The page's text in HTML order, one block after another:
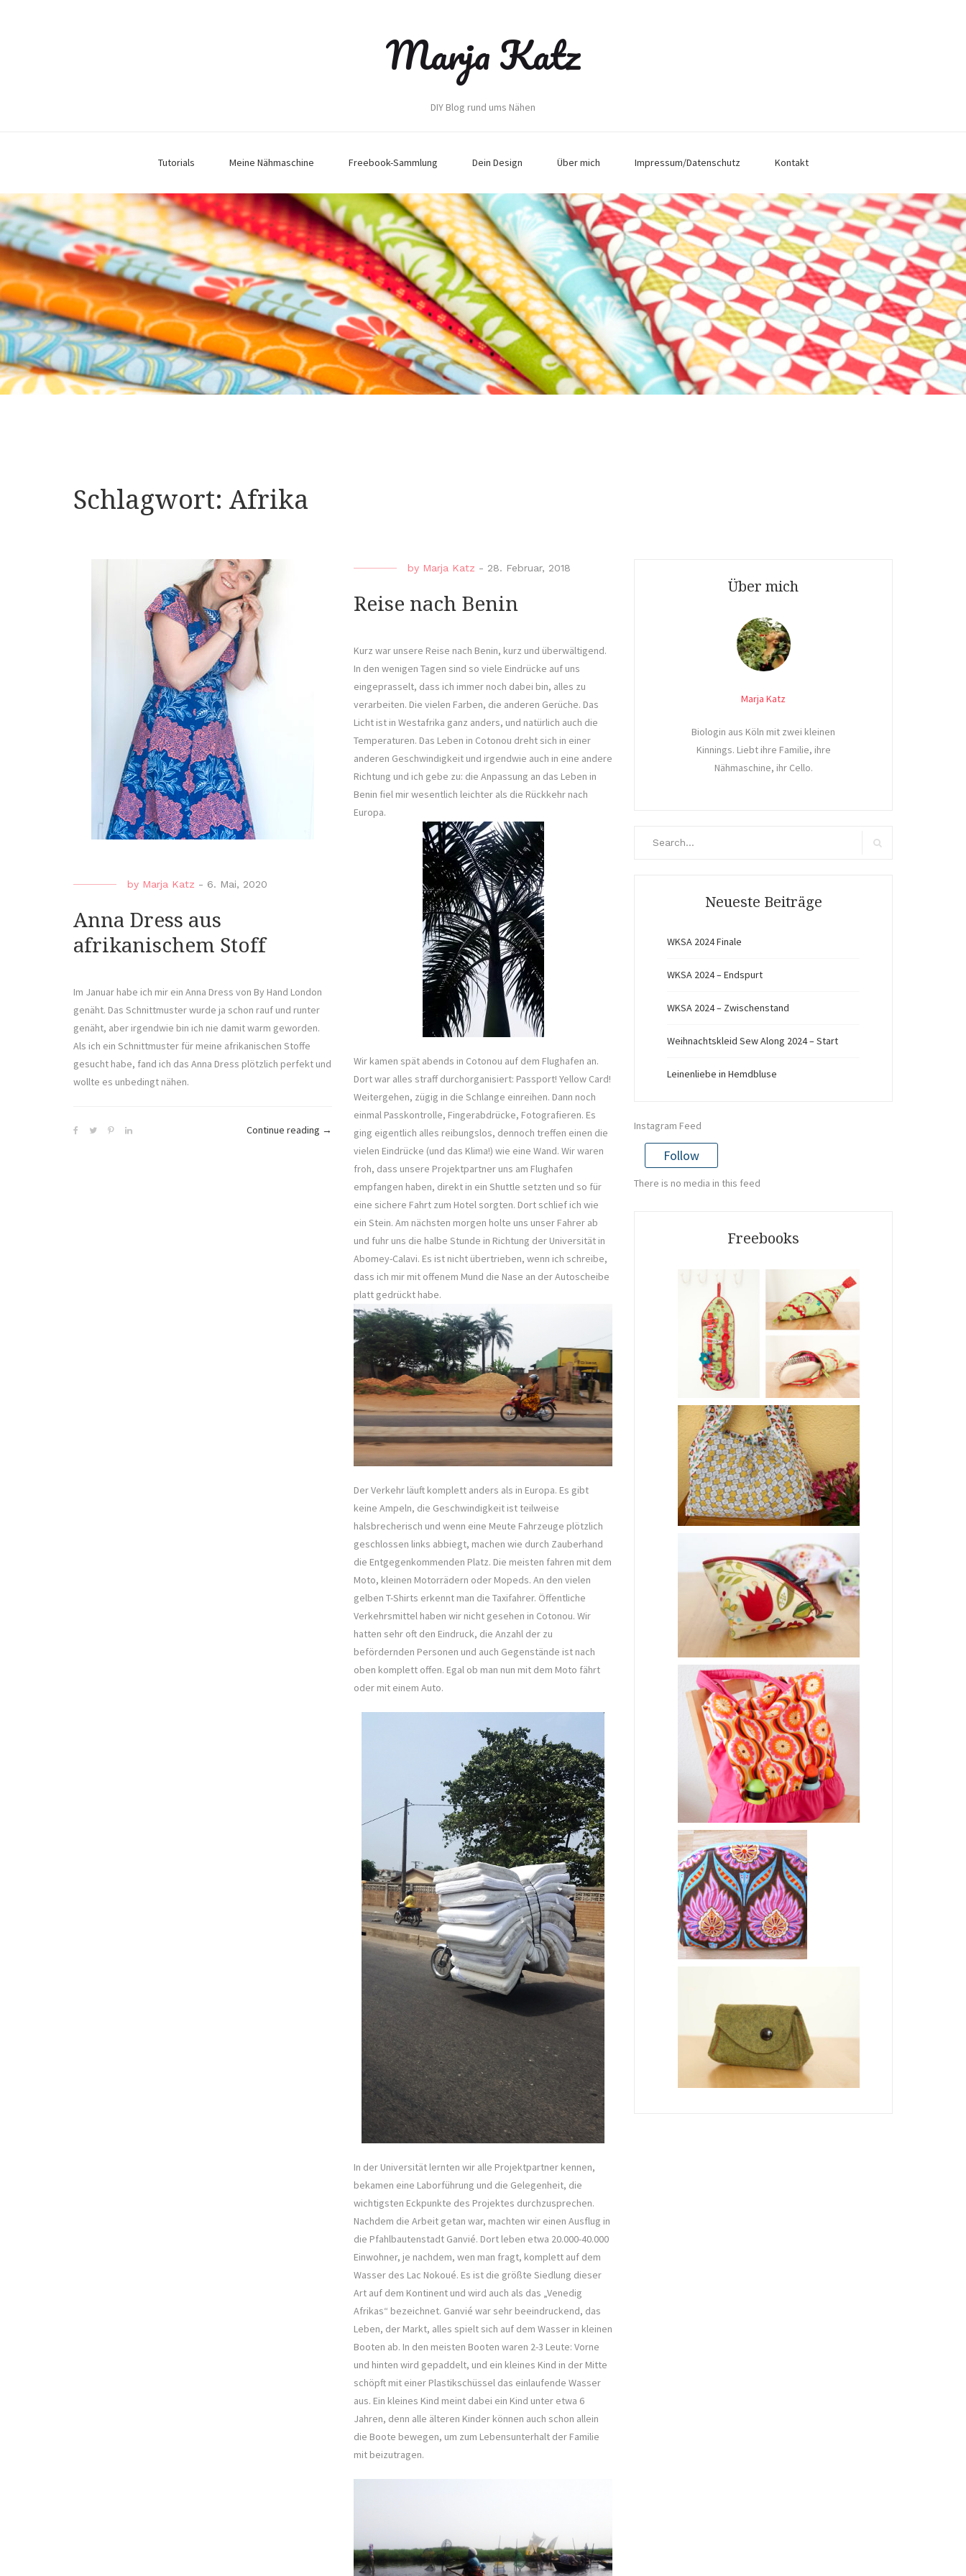
Marja Katz
DIY Blog rund ums Nähen
Tutorials Meine Nähmaschine Freebook-Sammlung Dein Design Über mich Impressum/Datenschutz Kontakt
Schlagwort: Afrika
by Marja Katz - 6. Mai, 2020
Anna Dress aus
afrikanischem Stoff
Im Januar habe ich mir ein Anna Dress von By Hand London
genäht. Das Schnittmuster wurde ja schon rauf und runter
genäht, aber irgendwie bin ich nie damit warm geworden.
Als ich ein Schnittmuster für meine afrikanischen Stoffe
gesucht habe, fand ich das Anna Dress plötzlich perfekt und
wollte es unbedingt nähen.
Continue reading „Anna
afrikanischem
→
by Marja Katz - 28. Februar, 2018
Reise nach Benin
Kurz war unsere Reise nach Benin, kurz und überwältigend.
In den wenigen Tagen sind so viele Eindrücke auf uns
eingeprasselt, dass ich immer noch dabei bin, alles zu
verarbeiten. Die vielen Farben, die anderen Gerüche. Das
Licht ist in Westafrika ganz anders, und natürlich auch die
Temperaturen. Das Leben in Cotonou dreht sich in einer
anderen Geschwindigkeit und irgendwie auch in eine andere
Richtung und ich gebe zu: die Anpassung an das Leben in
Benin fiel mir wesentlich leichter als die Rückkehr nach
Europa.
Wir kamen spät abends in Cotonou auf dem Flughafen an.
Dort war alles straff durchorganisiert: Passport! Yellow Card!
Weitergehen, zügig in die Schlange einreihen. Dann noch
einmal Passkontrolle, Fingerabdrücke, Fotografieren. Es
ging eigentlich alles reibungslos, dennoch treffen einen die
vielen Eindrücke (und das Klima!) wie eine Wand. Wir waren
froh, dass unsere Projektpartner uns am Flughafen
empfangen haben, direkt in ein Shuttle setzten und so für
eine sichere Fahrt zum Hotel sorgten. Dort schlief ich wie
ein Stein. Am nächsten morgen holte uns unser Fahrer ab
und fuhr uns die halbe Stunde in Richtung der Universität in
Abomey-Calavi. Es ist nicht übertrieben, wenn ich schreibe,
dass ich mir mit offenem Mund die Nase an der Autoscheibe
platt gedrückt habe.
Der Verkehr läuft komplett anders als in Europa. Es gibt
keine Ampeln, die Geschwindigkeit ist teilweise
halsbrecherisch und wenn eine Meute Fahrzeuge plötzlich
geschlossen links abbiegt, machen wie durch Zauberhand
die Entgegenkommenden Platz. Die meisten fahren mit dem
Moto, kleinen Motorrädern oder Mopeds. An den vielen
gelben T-Shirts erkennt man die Taxifahrer. Öffentliche
Verkehrsmittel haben wir nicht gesehen in Cotonou. Wir
hatten sehr oft den Eindruck, die Anzahl der zu
befördernden Personen und auch Gegenstände ist nach
oben komplett offen. Egal ob man nun mit dem Moto fährt
oder mit einem Auto.
In der Universität lernten wir alle Projektpartner kennen,
bekamen eine Laborführung und die Gelegenheit, die
wichtigsten Eckpunkte des Projektes durchzusprechen.
Nachdem die Arbeit getan war, machten wir einen Ausflug in
die Pfahlbautenstadt Ganvié. Dort leben etwa 20.000-40.000
Einwohner, je nachdem, wen man fragt, komplett auf dem
Wasser des Lac Nokoué. Es ist die größte Siedlung dieser
Art auf dem Kontinent und wird auch als das „Venedig
Afrikas“ bezeichnet. Ganvié war sehr beeindruckend, das
Leben, der Markt, alles spielt sich auf dem Wasser in kleinen
Booten ab. In den meisten Booten waren 2-3 Leute: Vorne
und hinten wird gepaddelt, und ein kleines Kind in der Mitte
schöpft mit einer Plastikschüssel das einlaufende Wasser
aus. Ein kleines Kind meint dabei ein Kind unter etwa 6
Jahren, denn alle älteren Kinder können auch schon allein
die Boote bewegen, um zum Lebensunterhalt der Familie
mit beizutragen.
Über mich
Marja Katz
Biologin aus Köln mit zwei kleinen
Kinnings. Liebt ihre Familie, ihre
Nähmaschine, ihr Cello.
Neueste Beiträge
WKSA 2024 Finale
WKSA 2024 – Endspurt
WKSA 2024 – Zwischenstand
Weihnachtskleid Sew Along 2024 – Start
Leinenliebe in Hemdbluse
Instagram Feed
Follow
There is no media in this feed
Freebooks